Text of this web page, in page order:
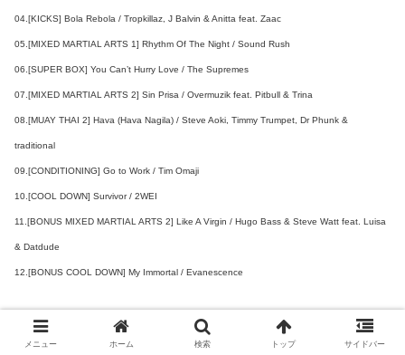
04.[KICKS] Bola Rebola / Tropkillaz, J Balvin & Anitta feat. Zaac
05.[MIXED MARTIAL ARTS 1] Rhythm Of The Night / Sound Rush
06.[SUPER BOX] You Can’t Hurry Love / The Supremes
07.[MIXED MARTIAL ARTS 2] Sin Prisa / Overmuzik feat. Pitbull & Trina
08.[MUAY THAI 2] Hava (Hava Nagila) / Steve Aoki, Timmy Trumpet, Dr Phunk &
traditional
09.[CONDITIONING] Go to Work / Tim Omaji
10.[COOL DOWN] Survivor / 2WEI
11.[BONUS MIXED MARTIAL ARTS 2] Like A Virgin / Hugo Bass & Steve Watt feat. Luisa
& Datdude
12.[BONUS COOL DOWN] My Immortal / Evanescence
01.[WARM-UP] Ready to Go / Republica
メニュー ホーム 検索 トップ サイドバー